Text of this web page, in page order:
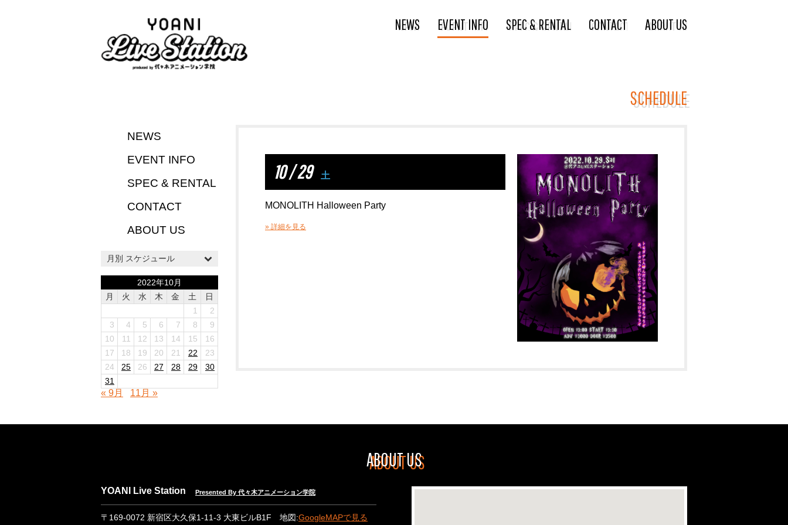
NEWS EVENT INFO SPEC & RENTAL CONTACT ABOUT US
SCHEDULE
NEWS
EVENT INFO
SPEC & RENTAL
CONTACT
ABOUT US
月別 スケジュール
2022年10月
月
火 水 木 金 土
日
1
2
3
4 5 6 7 8
9
10
11 12 13 14 15
16
17
18 19 20 21 22
23
24
25 26 27 28 29
30
31
« 9月 11月 »
10 / 29 土
MONOLITH Halloween Party
» 詳細を見る
ABOUT US
YOANI Live Station Presented By 代々木アニメーション学院
〒169-0072 新宿区大久保1-11-3 大東ビルB1F 地図:GoogleMAPで見る